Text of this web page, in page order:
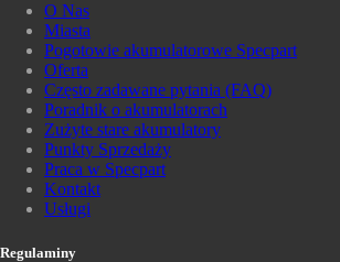
O Nas
Miasta
Pogotowie akumulatorowe Specpart
Oferta
Często zadawane pytania (FAQ)
Poradnik o akumulatorach
Zużyte stare akumulatory
Punkty Sprzedaży
Praca w Specpart
Kontakt
Usługi
Regulaminy